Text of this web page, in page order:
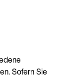
Sofern Sie